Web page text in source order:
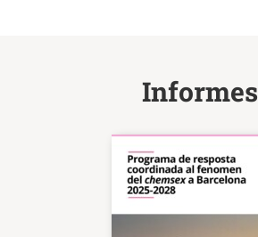
Informes